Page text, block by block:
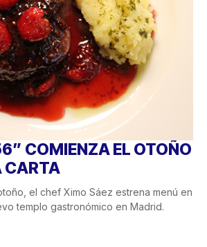
COMIENZA EL OTOÑO
CARTA
el chef Ximo Sáez estrena menú en
templo gastronómico en Madrid.